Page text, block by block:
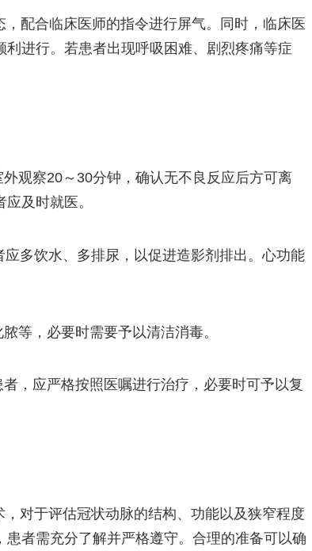
配合临床医师的指令进行屏气。同时，临床医
进行。若患者出现呼吸困难、剧烈疼痛等症
观察20～30分钟，确认无不良反应后方可离
及时就医。
多饮水、多排尿，以促进造影剂排出。心功能
等，必要时需要予以清洁消毒。
，应严格按照医嘱进行治疗，必要时可予以复
对于评估冠状动脉的结构、功能以及狭窄程度
者需充分了解并严格遵守。合理的准备可以确